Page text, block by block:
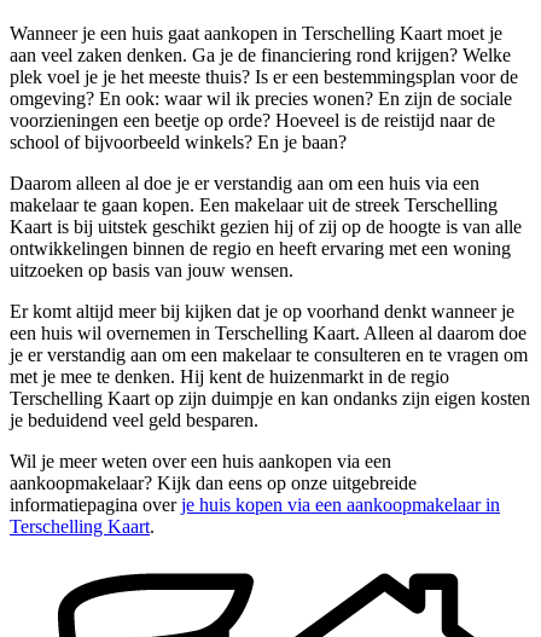
Wanneer je een huis gaat aankopen in Terschelling Kaart moet je
aan veel zaken denken. Ga je de financiering rond krijgen? Welke
plek voel je je het meeste thuis? Is er een bestemmingsplan voor de
omgeving? En ook: waar wil ik precies wonen? En zijn de sociale
voorzieningen een beetje op orde? Hoeveel is de reistijd naar de
school of bijvoorbeeld winkels? En je baan?
Daarom alleen al doe je er verstandig aan om een huis via een
makelaar te gaan kopen. Een makelaar uit de streek Terschelling
Kaart is bij uitstek geschikt gezien hij of zij op de hoogte is van alle
ontwikkelingen binnen de regio en heeft ervaring met een woning
uitzoeken op basis van jouw wensen.
Er komt altijd meer bij kijken dat je op voorhand denkt wanneer je
een huis wil overnemen in Terschelling Kaart. Alleen al daarom doe
je er verstandig aan om een makelaar te consulteren en te vragen om
met je mee te denken. Hij kent de huizenmarkt in de regio
Terschelling Kaart op zijn duimpje en kan ondanks zijn eigen kosten
je beduidend veel geld besparen.
Wil je meer weten over een huis aankopen via een
aankoopmakelaar? Kijk dan eens op onze uitgebreide
informatiepagina overje huis kopen via een aankoopmakelaar in
Terschelling Kaart.